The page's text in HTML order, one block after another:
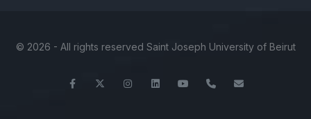
© 2026 - All rights reserved Saint Joseph University of Beirut
FacebookTwitter InstagramLinkedInYouTube+961-1-421000